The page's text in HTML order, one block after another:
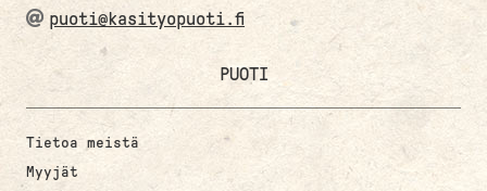
puoti@kasityopuoti.fi
PUOTI
Tietoa meistä
Myyjät